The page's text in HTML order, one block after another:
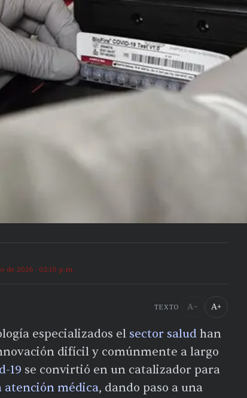
de 2026 · 02:10 p.m.
TEXTO A− A+
especializados el sector salud han
difícil y comúnmente a largo
19 se convirtió en un catalizador para
atención médica, dando paso a una